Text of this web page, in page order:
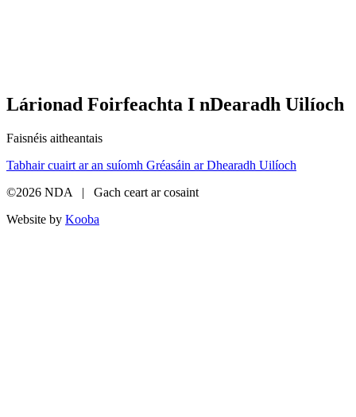
Lárionad Foirfeachta I nDearadh Uilíoch
Faisnéis aitheantais
Tabhair cuairt ar an suíomh Gréasáin ar Dhearadh Uilíoch
©2026 NDA | Gach ceart ar cosaint
Website by Kooba